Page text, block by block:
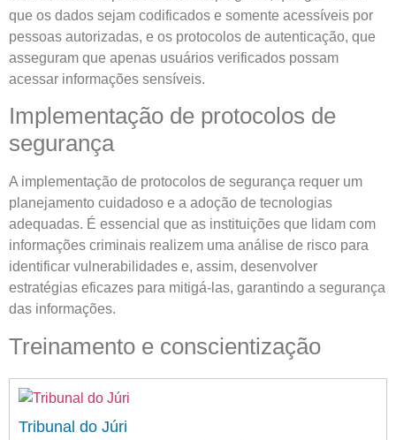
que os dados sejam codificados e somente acessíveis por
pessoas autorizadas, e os protocolos de autenticação, que
asseguram que apenas usuários verificados possam
acessar informações sensíveis.
Implementação de protocolos de
segurança
A implementação de protocolos de segurança requer um
planejamento cuidadoso e a adoção de tecnologias
adequadas. É essencial que as instituições que lidam com
informações criminais realizem uma análise de risco para
identificar vulnerabilidades e, assim, desenvolver
estratégias eficazes para mitigá-las, garantindo a segurança
das informações.
Treinamento e conscientização
Tribunal do Júri